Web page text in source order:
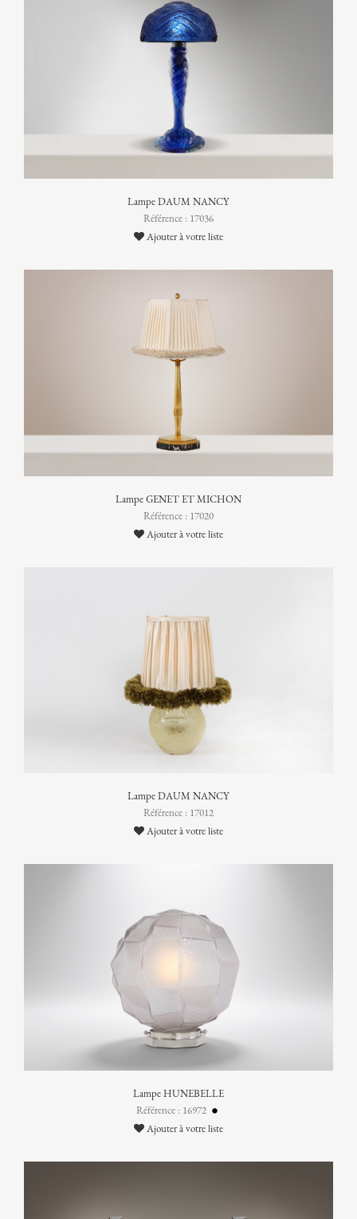
Lampe DAUM NANCY
Référence : 17036
Ajouter à votre liste
Lampe GENET ET MICHON
Référence : 17020
Ajouter à votre liste
Lampe DAUM NANCY
Référence : 17012
Ajouter à votre liste
Lampe HUNEBELLE
Référence : 16972
Ajouter à votre liste